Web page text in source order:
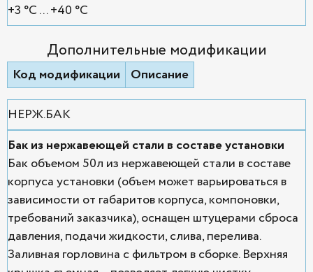
+3 °С ... +40 °С
Дополнительные модификации
Код модификации Описание
НЕРЖ.БАК
Бак из нержавеющей стали в составе установки
Бак объемом 50л из нержавеющей стали в составе
корпуса установки (объем может варьироваться в
зависимости от габаритов корпуса, компоновки,
требований заказчика), оснащен штуцерами сброса
давления, подачи жидкости, слива, перелива.
Заливная горловина с фильтром в сборке. Верхняя